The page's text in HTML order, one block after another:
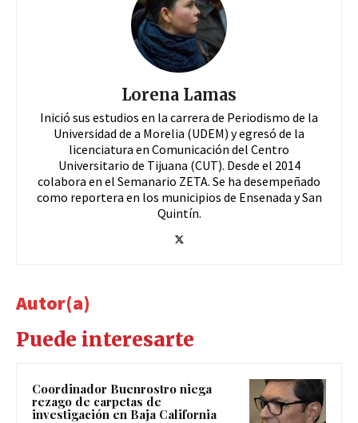
Lorena Lamas
Inició sus estudios en la carrera de Periodismo de la
Universidad de a Morelia (UDEM) y egresó de la
licenciatura en Comunicación del Centro
Universitario de Tijuana (CUT). Desde el 2014
colabora en el Semanario ZETA. Se ha desempeñado
como reportera en los municipios de Ensenada y San
Quintín.
Autor(a)
Puede interesarte
Coordinador Buenrostro niega
rezago de carpetas de
investigación en Baja California